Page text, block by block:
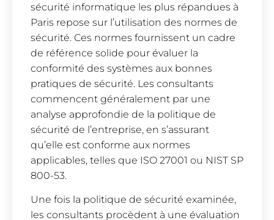
sécurité informatique les plus répandues à
Paris repose sur l’utilisation des normes de
sécurité. Ces normes fournissent un cadre
de référence solide pour évaluer la
conformité des systèmes aux bonnes
pratiques de sécurité. Les consultants
commencent généralement par une
analyse approfondie de la politique de
sécurité de l’entreprise, en s’assurant
qu’elle est conforme aux normes
applicables, telles que ISO 27001 ou NIST SP
800-53.
Une fois la politique de sécurité examinée,
les consultants procèdent à une évaluation